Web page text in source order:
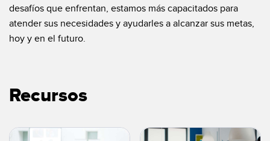
Sensors with IO-Link
desafíos que enfrentan, estamos más capacitados para
atender sus necesidades y ayudarles a alcanzar sus metas,
hoy y en el futuro.
Recursos